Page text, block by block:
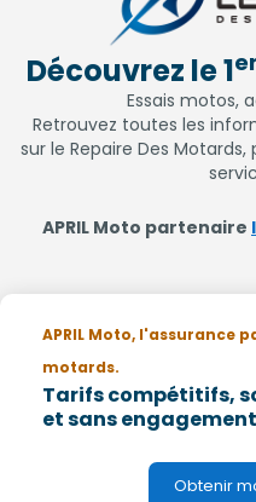
Découvrez le 1er
Essais motos,
Retrouvez toutes les
sur le Repaire Des
APRIL Moto partenaire
APRIL Moto, l'assurance
motards.
Tarifs compétitifs,
et sans
Obtenir